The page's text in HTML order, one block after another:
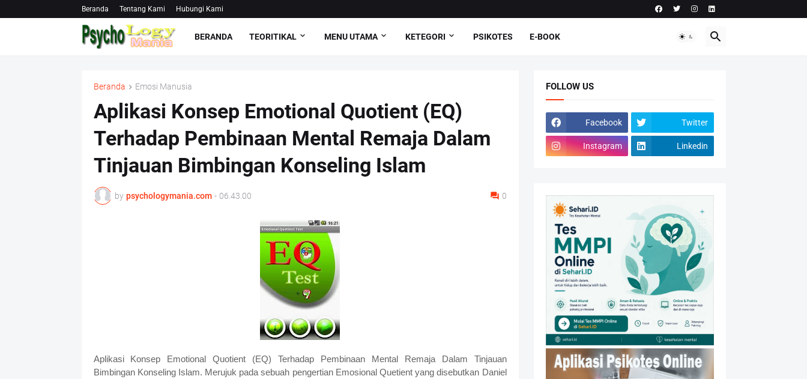
Beranda Tentang Kami Hubungi Kami
BERANDA TEORITIKAL MENU UTAMA KETEGORI PSIKOTES E-BOOK
Beranda Emosi Manusia
Aplikasi Konsep Emotional Quotient (EQ)
Terhadap Pembinaan Mental Remaja Dalam
Tinjauan Bimbingan Konseling Islam
by psychologymania.com - 06.43.00 0
Aplikasi Konsep Emotional Quotient (EQ) Terhadap Pembinaan Mental Remaja Dalam Tinjauan
Bimbingan Konseling Islam. Merujuk pada sebuah pengertian Emosional Quetient yang disebutkan Daniel
FOLLOW US
Facebook Twitter
Instagram Linkedin